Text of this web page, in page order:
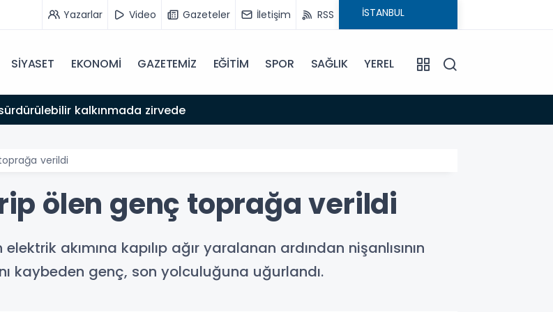
Yazarlar Video Gazeteler İletişim RSS
SİYASET EKONOMİ GAZETEMİZ EĞİTİM SPOR SAĞLIK YEREL
kalkınmada zirvede
verildi
ölen genç toprağa verildi
akımına kapılıp ağır yaralanan ardından nişanlısının
kaybeden genç, son yolculuğuna uğurlandı.